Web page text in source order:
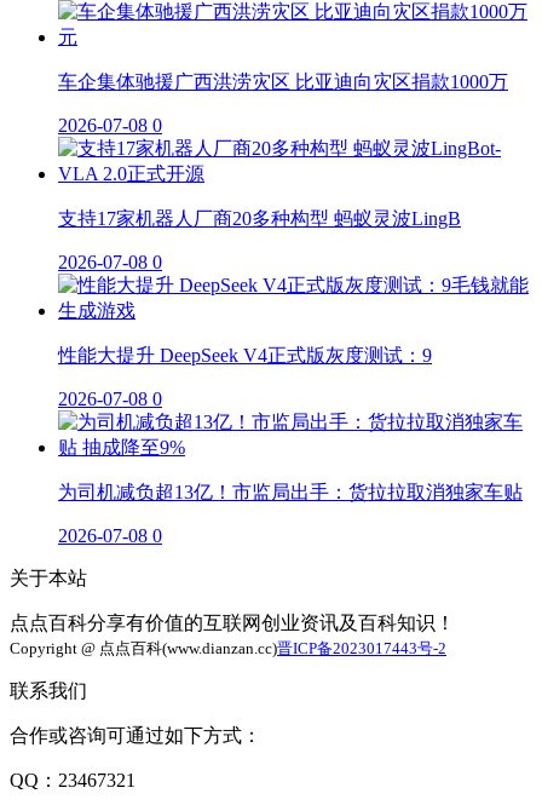
车企集体驰援广西洪涝灾区 比亚迪向灾区捐款1000万
2026-07-08 0
支持17家机器人厂商20多种构型 蚂蚁灵波LingB
2026-07-08 0
性能大提升 DeepSeek V4正式版灰度测试：9
2026-07-08 0
为司机减负超13亿！市监局出手：货拉拉取消独家车贴
2026-07-08 0
关于本站
点点百科分享有价值的互联网创业资讯及百科知识！
Copyright @ 点点百科(www.dianzan.cc)晋ICP备2023017443号-2
联系我们
合作或咨询可通过如下方式：
QQ：23467321